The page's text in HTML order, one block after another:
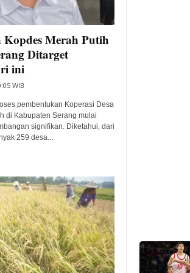
Kopdes Merah Putih
Ditarget
ini
WIB
pembentukan Koperasi Desa
di Kabupaten Serang mulai
signifikan. Diketahui, dari
259 desa...